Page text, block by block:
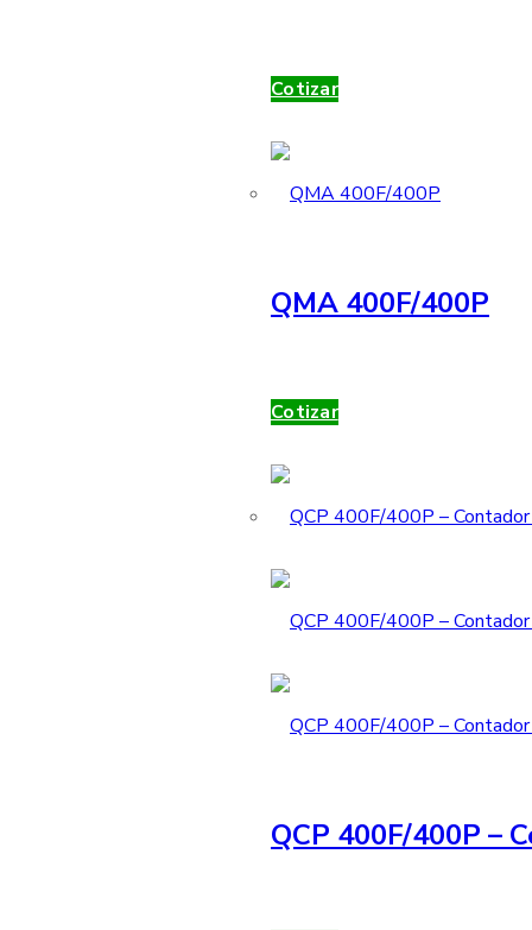
Cotizar
QMA 400F/400P
Cotizar
QCP 400F/400P –